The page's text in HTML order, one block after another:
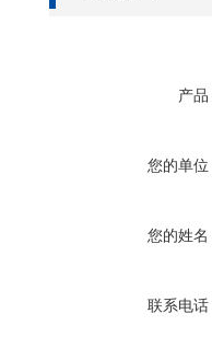
产品
您的单位
您的姓名
联系电话